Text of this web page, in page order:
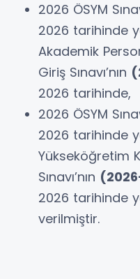
2026 ÖSYM
2026 tarihinde
Akademik
Giriş Sınavı’nın
2026 tarihinde,
2026 ÖSYM
2026 tarihinde
Yükseköğretim
Sınavı’nın
2026 tarihinde
verilmiştir.